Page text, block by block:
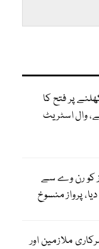
پر فتح کا
وال اسٹریٹ
کو رن وے سے
پرواز منسوخ
ملازمین اور